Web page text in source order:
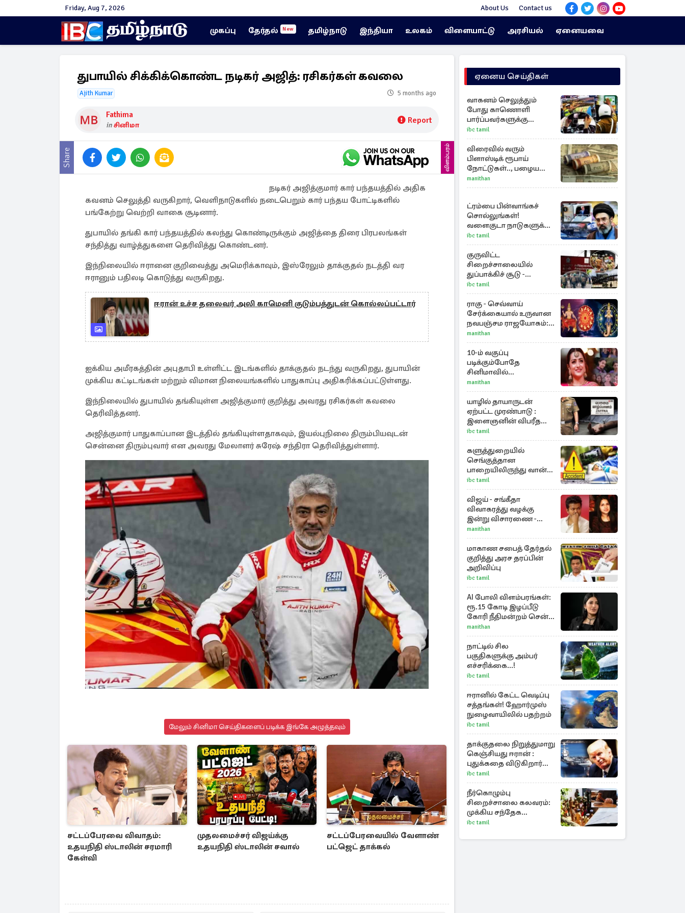
Friday, Aug 7, 2026 About Us Contact us
முகப்பு தேர்தல் New தமிழ்நாடு இந்தியா உலகம் விளையாட்டு அரசியல் ஏனையவை
துபாயில் சிக்கிக்கொண்ட நடிகர் அஜித்: ரசிகர்கள் கவலை
Ajith Kumar 5 months ago
Fathima
inசினிமா Report
Share விளம்பரம்
நடிகர் அஜித்குமார் கார் பந்தயத்தில் அதிக
கவனம் செலுத்தி வருகிறார், வெளிநாடுகளில் நடைபெறும் கார் பந்தய போட்டிகளில்
பங்கேற்று வெற்றி வாகை சூடினார்.
துபாயில் தங்கி கார் பந்தயத்தில் கலந்து கொண்டிருக்கும் அஜித்தை திரை பிரபலங்கள்
சந்தித்து வாழ்த்துகளை தெரிவித்து கொண்டனர்.
இந்நிலையில் ஈரானை குறிவைத்து அமெரிக்காவும், இஸ்ரேலும் தாக்குதல் நடத்தி வர
ஈரானும் பதிலடி கொடுத்து வருகிறது.
ஈரான் உச்ச தலைவர் அலி காமெனி குடும்பத்துடன் கொல்லப்பட்டார்
ஐக்கிய அமீரகத்தின் அபுதாபி உள்ளிட்ட இடங்களில் தாக்குதல் நடந்து வருகிறது, துபாயின்
முக்கிய கட்டிடங்கள் மற்றும் விமான நிலையங்களில் பாதுகாப்பு அதிகரிக்கப்பட்டுள்ளது.
இந்நிலையில் துபாயில் தங்கியுள்ள அஜித்குமார் குறித்து அவரது ரசிகர்கள் கவலை
தெரிவித்தனர்.
அஜித்குமார் பாதுகாப்பான இடத்தில் தங்கியுள்ளதாகவும், இயல்புநிலை திரும்பியவுடன்
சென்னை திரும்புவார் என அவரது மேலாளர் சுரேஷ் சந்திரா தெரிவித்துள்ளார்.
மேலும் சினிமா செய்திகளைப் படிக்க இங்கே அழுத்தவும்
சட்டப்பேரவை விவாதம்:
உதயநிதி ஸ்டாலின் சரமாரி
கேள்வி
முதலமைச்சர் விஜய்க்கு
உதயநிதி ஸ்டாலின் சவால்
சட்டப்பேரவையில் வேளாண்
பட்ஜெட் தாக்கல்
ஏனைய செய்திகள்
வாகனம் செலுத்தும்
போது காணொளி
பார்ப்பவர்களுக்கு
எச்சரிக்கை
ibc tamil
விரைவில் வரும்
பிளாஸ்டிக் ரூபாய்
நோட்டுகள்.., பழைய
காகித நோட்டுகள்
செல்லுமா?
manithan
ட்ரம்பை பின்வாங்கச்
சொல்லுங்கள்!
வளைகுடா நாடுகளுக்கு
ஈரான் தாக்குதல்
எச்சரிக்கை
ibc tamil
குருவிட்ட
சிறைச்சாலையில்
துப்பாக்கிச் சூடு -
நீதியமைச்சரின்
அறிவிப்பு
ibc tamil
ராகு - செவ்வாய்
சேர்க்கையால் உருவான
நவபஞ்சம ராஜயோகம்:
அதிர்ஷ்டம் பெறும் 3
ராசிகள்!
manithan
10-ம் வகுப்பு
படிக்கும்போதே
சினிமாவில்
அறிமுகமான த்ரிஷா!
உண்மையை பகிர்ந்த
இயக்குநர் பிரவீன் காந்தி
manithan
யாழில் தாயாருடன்
ஏற்பட்ட முரண்பாடு :
இளைஞனின் விபரீத
முடிவு
ibc tamil
களுத்துறையில்
செங்குத்தான
பாறையிலிருந்து வான்
கவிழ்ந்து விபத்து!
ibc tamil
விஜய் - சங்கீதா
விவாகரத்து வழக்கு
இன்று விசாரணை -
காணொளி மூலம்
ஆஜராக வாய்ப்பு
manithan
மாகாண சபைத் தேர்தல்
குறித்து அரச தரப்பின்
அறிவிப்பு
ibc tamil
AI போலி விளம்பரங்கள்:
ரூ.15 கோடி இழப்பீடு
கோரி நீதிமன்றம் சென்ற
நடிகை ஸ்ருதி ஹாசன்!
manithan
நாட்டில் சில
பகுதிகளுக்கு அம்பர்
எச்சரிக்கை...!
ibc tamil
ஈரானில் கேட்ட வெடிப்பு
சத்தங்கள்! ஹோர்முஸ்
நுழைவாயிலில் பதற்றம்
ibc tamil
தாக்குதலை நிறுத்துமாறு
கெஞ்சியது ஈரான் :
புதுக்கதை விடுகிறார்
ட்ரம்ப்
ibc tamil
நீர்கொழும்பு
சிறைச்சாலை கலவரம்:
முக்கிய சந்தேக
நபர்களின் பெயர்கள்
ibc tamil